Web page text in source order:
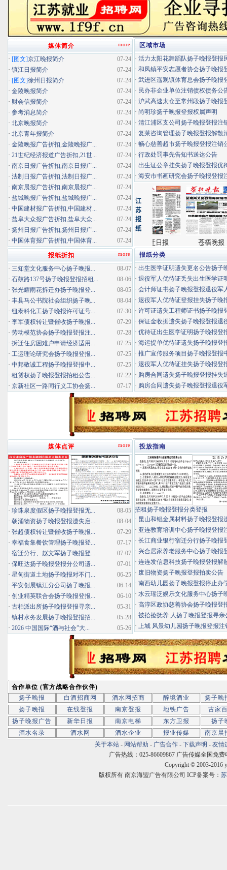
区域市场
· 活力太阳花舞蹈队扬子晚报登报
· 和凤镇平安志愿者协会扬子晚报
· 武进区遥观镇体育总会扬子晚报
· 民办非企业单位注销债权债务公
· 沪武高速太仓至常州段扬子晚报
· 尚明珍扬子晚报登报权属声明
· 清江浦区支公司扬子晚报登报注
· 复莱咨询管理扬子晚报登报解散
· 畅心慈善超市扬子晚报登报注销
· 行政处罚事先告知书送达公告
· 出生证公章挂失扬子晚报登报优
· 海安市书画研究会扬子晚报登报
报纸分类
· 出生医学证明遗失更名公告扬子
· 退役军人优待证丢失出生医学证
· 会计师证书扬子晚报登报退役军
· 退役军人优待证登报挂失扬子晚
· 许可证遗失工程师证书扬子晚报
· 保证金收据遗失扬子晚报登报退
· 优待证出生医学证明扬子晚报登
· 海运提单优待证遗失扬子晚报登
· 推广宣传服务项目扬子晚报登报
· 退役军人优待证挂失扬子晚报登
· 购房合同遗失扬子晚报登报挂失
· 购房合同遗失扬子晚报登报退役
more
媒体简介
07-24
· [图文]京江晚报简介
07-24
· 镇江日报简介
07-24
· [图文]徐州日报简介
07-24
· 金陵晚报简介
07-24
· 财会信报简介
07-24
· 参考消息简介
07-24
· 北京晚报简介
07-24
· 北京青年报简介
07-24
· 金陵晚报广告折扣,金陵晚报广...
07-24
· 21世纪经济报道广告折扣,21世...
07-24
· 南京日报广告折扣,南京日报广...
07-24
· 法制日报广告折扣,法制日报广...
07-24
· 南京晨报广告折扣,南京晨报广...
07-24
· 盐城晚报广告折扣,盐城晚报广...
07-24
· 中国建材报广告折扣,中国建材...
07-24
· 盐阜大众报广告折扣,盐阜大众...
07-24
· 扬州日报广告折扣,扬州日报广...
07-24
· 中国体育报广告折扣,中国体育...
more
报纸折扣
08-07
· 三知堂文化服务中心扬子晚报...
08-06
· 石鼓路137号扬子晚报登报招租...
08-05
· 张光耀雨花拆迁办扬子晚报登...
08-04
· 丰县马公书院社会组织扬子晚...
07-30
· 纽泰科化工扬子晚报许可证号...
07-29
· 李军债权转让暨催收扬子晚报...
07-28
· 劳动模范协会扬子晚报登报注...
07-25
· 拆迁住房困难户申请经济适用...
07-25
· 工运理论研究会扬子晚报登报...
07-25
· 中邦敬诚工程扬子晚报登报中...
07-22
· 租赁权扬子晚报登报拍租公告...
07-17
· 京新社区一路同行义工协会扬...
投放指南
招租扬子晚报登报分类登报
· 昆山和锟金属材料扬子晚报登报
· 亚连教育培训中心扬子晚报登报
· 长江商业银行宿迁分行扬子晚报
· 兴合居家养老服务中心扬子晚报
· 连连发信息科技扬子晚报登报解
· 废旧物资扬子晚报登报拍卖公告
· 南西幼儿园扬子晚报登报停止办
· 水云瑶泛娱乐文化服务中心扬子
· 高淳区政协慈善协会扬子晚报登
· 被拾捡抚养 人扬子晚报登报寻亲
· 上城 风景幼儿园扬子晚报登报注
more
媒体点评
08-05
· 珍珠泉度假区扬子晚报登报无...
08-04
· 朝涌物资扬子晚报登报遗失启...
07-29
· 张超债权转让暨催收扬子晚报...
07-17
· 幸福食集餐饮管理扬子晚报登...
07-07
· 宿迁分行、赵文军扬子晚报登...
07-01
· 保旺达扬子晚报登报分公司遗...
06-25
· 星甸街道土地扬子晚报对不门...
06-14
· 平安创展镇江分公司扬子晚报...
06-10
· 创业精英联合会扬子晚报登报...
05-31
· 古柏派出所扬子晚报登报寻亲...
05-28
· 镇村水务发展扬子晚报登报招...
05-26
· 2026 中国国际“酒与社会”大...
合作单位 (官方战略合作伙伴)
扬子晚报
白酒招商网 酒水网招商 醉境酒业
扬子晚
扬子晚报
在线登报 南京登报 地铁广告
古家
扬子晚报广告
新华日报 南京电梯 东方卫报
扬子
酒水名录
酒水网 酒水企业 报业传媒
南京晨
关于本站 - 网站帮助 - 广告合作 - 下载声明 - 友情
广告热线：025-86609867 广告传媒全国免费
Copyright © 2003-2016
版权所有 南京海盟广告有限公司 ICP备案号：